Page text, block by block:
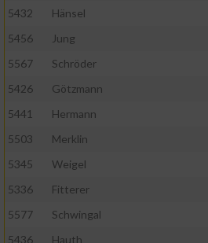
5432
Hänsel
5456
Jung
5567
Schröder
5426
Götzmann
5441
Hermann
5503
Merklin
5345
Weigel
5336
Fitterer
5577
Schwingal
5436
Hauth